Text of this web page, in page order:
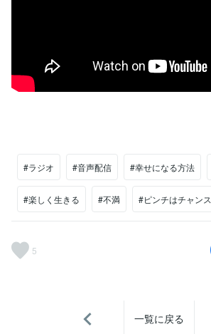
#ラジオ #音声配信 #幸せになる方法
#楽しく生きる #不満 #ピンチはチャンス
5
一覧に戻る